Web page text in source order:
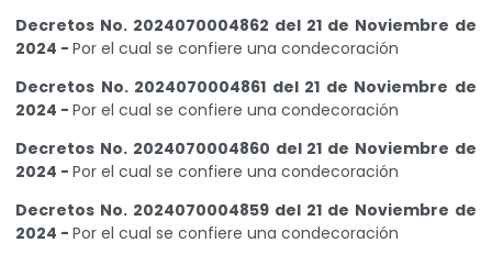
Decretos No. 2024070004862 del 21 de Noviembre de
2024 - Por el cual se confiere una condecoración
Decretos No. 2024070004861 del 21 de Noviembre de
2024 - Por el cual se confiere una condecoración
Decretos No. 2024070004860 del 21 de Noviembre de
2024 - Por el cual se confiere una condecoración
Decretos No. 2024070004859 del 21 de Noviembre de
2024 - Por el cual se confiere una condecoración